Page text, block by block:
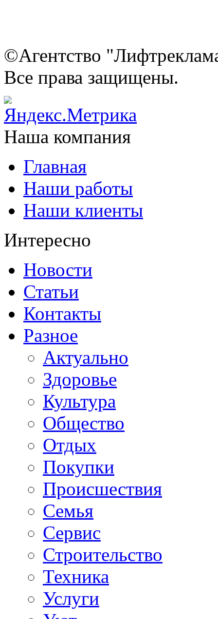
©Агентство
Все права защищены.
Наша компания
Главная
Наши работы
Наши клиенты
Интересно
Новости
Статьи
Контакты
Разное
Актуально
Здоровье
Культура
Общество
Отдых
Покупки
Происшествия
Семья
Сервис
Строительство
Техника
Услуги